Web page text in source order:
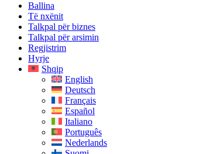
Ballina
Të nxënit
Talkpal për biznes
Talkpal për arsimin
Regjistrim
Hyrje
Shqip
English
Deutsch
Français
Español
Italiano
Português
Nederlands